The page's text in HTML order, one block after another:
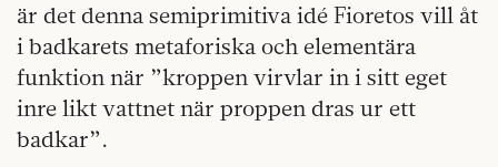
är det denna semiprimitiva idé Fioretos vill åt
i badkarets metaforiska och elementära
funktion när ”kroppen virvlar in i sitt eget
inre likt vattnet när proppen dras ur ett
badkar”.